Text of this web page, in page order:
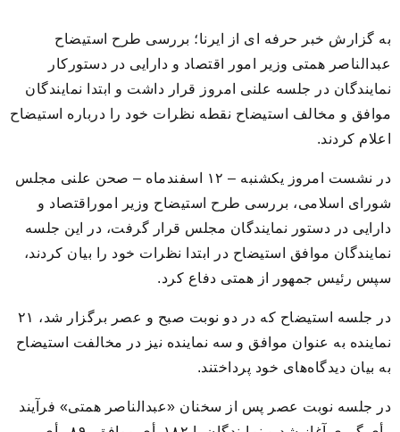
به گزارش خبر حرفه ای از ایرنا؛ بررسی طرح استیضاح
عبدالناصر همتی وزیر امور اقتصاد و دارایی در دستورکار
نمایندگان در جلسه علنی امروز قرار داشت و ابتدا نمایندگان
موافق و مخالف استیضاح نقطه نظرات خود را درباره استیضاح
اعلام کردند.
در نشست امروز یکشنبه – ۱۲ اسفندماه – صحن علنی مجلس
شورای اسلامی، بررسی طرح استیضاح وزیر اموراقتصاد و
دارایی در دستور نمایندگان مجلس قرار گرفت، در این جلسه
نمایندگان موافق استیضاح در ابتدا نظرات خود را بیان کردند،
سپس رئیس جمهور از همتی دفاع کرد.
در جلسه استیضاح که در دو نوبت صبح و عصر برگزار شد، ۲۱
نماینده به عنوان موافق و سه نماینده نیز در مخالفت استیضاح
به بیان دیدگاه‌های خود پرداختند.
در جلسه نوبت عصر پس از سخنان «عبدالناصر همتی» فرآیند